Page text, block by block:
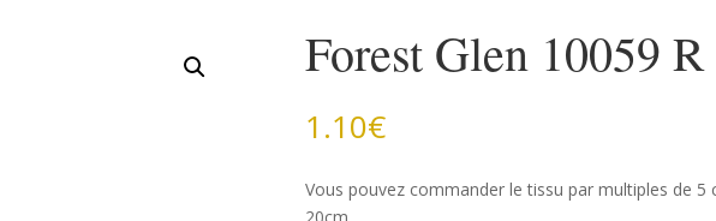
Forest Glen 10059 R
1.10€
Vous pouvez commander le tissu par multiples de 5